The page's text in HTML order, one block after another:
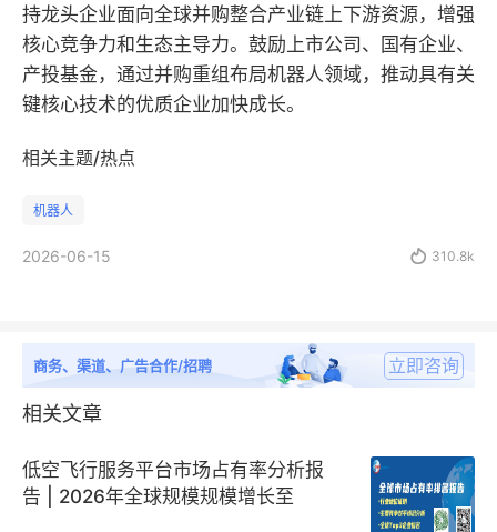
持龙头企业面向全球并购整合产业链上下游资源，增强
核心竞争力和生态主导力。鼓励上市公司、国有企业、
产投基金，通过并购重组布局机器人领域，推动具有关
键核心技术的优质企业加快成长。
相关主题/热点
机器人
2026-06-15  310.8k
商务、渠道、广告合作/招聘 立即咨询
相关文章
低空飞行服务平台市场占有率分析报
告 | 2026年全球规模规模增长至